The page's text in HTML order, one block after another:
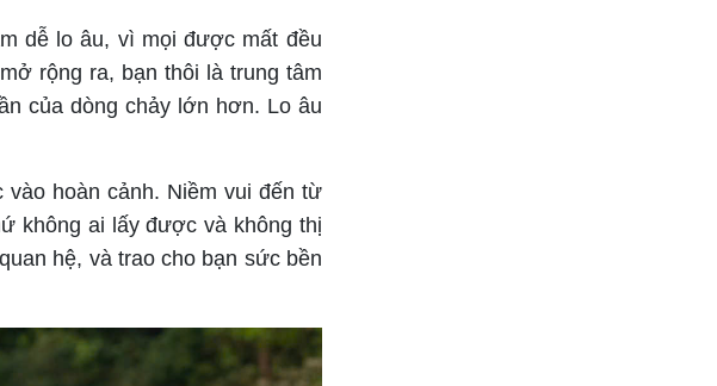
dễ lo âu, vì mọi được mất đều
rộng ra, bạn thôi là trung tâm
của dòng chảy lớn hơn. Lo âu
hoàn cảnh. Niềm vui đến từ
không ai lấy được và không thị
hệ, và trao cho bạn sức bền